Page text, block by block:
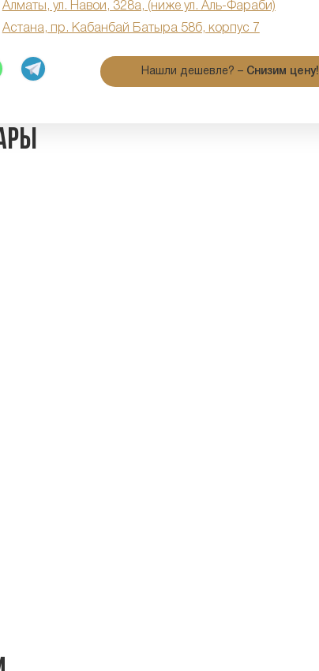
Алматы, ул. Навои, 328а, (ниже ул. Аль-Фараби)
Астана, пр. Кабанбай Батыра 58б, корпус 7
Нашли дешевле? – Снизим цену!